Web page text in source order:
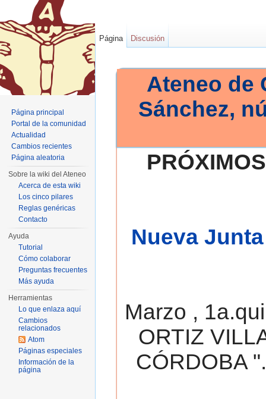
Ateneo de
Sánchez,
Nueva
Marzo ,
ORTIZ
CÓRDOBA
Página Discusión
Página principal
Portal de la comunidad
Actualidad
Cambios recientes
Página aleatoria
Sobre la wiki del Ateneo
Acerca de esta wiki
Los cinco pilares
Reglas genéricas
Contacto
Ayuda
Tutorial
Cómo colaborar
Preguntas frecuentes
Más ayuda
Herramientas
Lo que enlaza aquí
Cambios
relacionados
Atom
Páginas especiales
Información de la
página